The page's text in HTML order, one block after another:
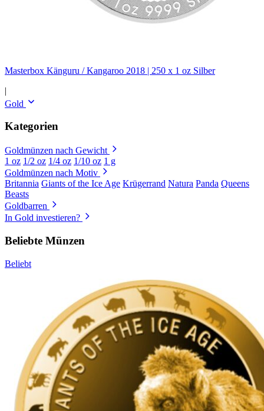
Masterbox Känguru / Kangaroo 2018 | 250 x 1 oz Silber
|
Gold
Kategorien
Goldmünzen nach Gewicht
1 oz 1/2 oz 1/4 oz 1/10 oz 1 g
Goldmünzen nach Motiv
Britannia Giants of the Ice Age Krügerrand Natura Panda Queens
Beasts
Goldbarren
In Gold investieren?
Beliebte Münzen
Beliebt